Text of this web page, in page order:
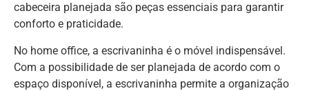
cabeceira planejada são peças essenciais para garantir
conforto e praticidade.
No home office, a escrivaninha é o móvel indispensável.
Com a possibilidade de ser planejada de acordo com o
espaço disponível, a escrivaninha permite a organização